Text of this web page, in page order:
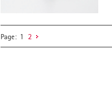
Page: 1 2